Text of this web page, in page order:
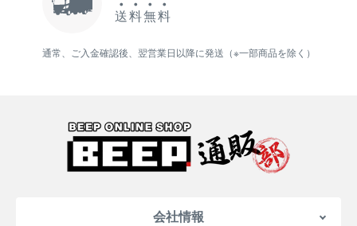
送料無料
通常、ご入金確認後、翌営業日以降に発送（※一部商品を除く）
会社情報